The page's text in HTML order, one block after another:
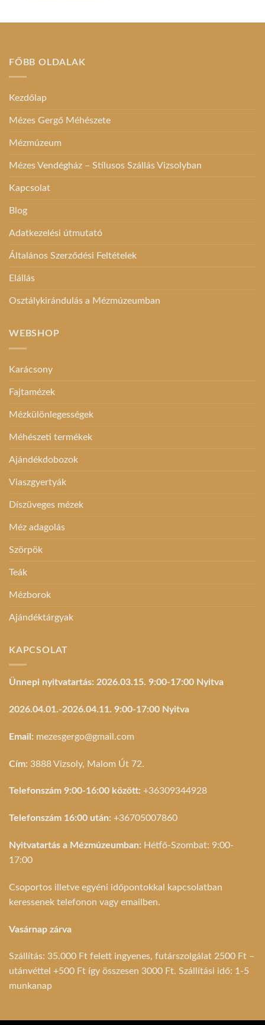
van.
termékoldalon
FŐBB OLDALAK
Kezdőlap
Mézes Gergő Méhészete
Mézmúzeum
Mézes Vendégház – Stílusos Szállás Vizsolyban
Kapcsolat
Blog
Adatkezelési útmutató
Általános Szerződési Feltételek
Elállás
Osztálykirándulás a Mézmúzeumban
WEBSHOP
Karácsony
Fajtamézek
Mézkülönlegességek
Méhészeti termékek
Ajándékdobozok
Viaszgyertyák
Díszüveges mézek
Méz adagolás
Szörpök
Teák
Mézborok
Ajándéktárgyak
KAPCSOLAT
Ünnepi nyitvatartás: 2026.03.15. 9:00-17:00 Nyitva
2026.04.01.-2026.04.11. 9:00-17:00 Nyitva
Email: mezesgergo@gmail.com
Cím: 3888 Vizsoly, Malom Út 72.
Telefonszám 9:00-16:00 között: +36309344928
Telefonszám 16:00 után: +36705007860
Nyitvatartás a Mézmúzeumban: Hétfő-Szombat: 9:00-
17:00
Csoportos illetve egyéni időpontokkal kapcsolatban
keressenek telefonon vagy emailben.
Vasárnap zárva
Szállítás: 35.000 Ft felett ingyenes, futárszolgálat 2500 Ft –
utánvéttel +500 Ft így összesen 3000 Ft. Szállítási idő: 1-5
munkanap